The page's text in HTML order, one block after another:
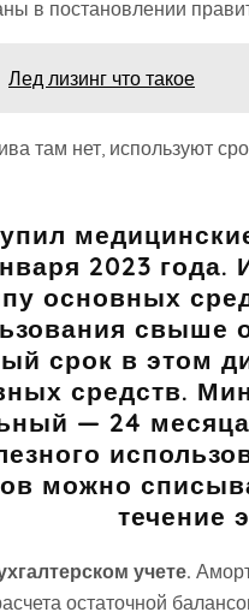
в постановлении
Лед лизинг что такое
там нет, используют
2023
основных
свыше
срок в этом
средств.
— 24
можно
течение
учете.
остаточной